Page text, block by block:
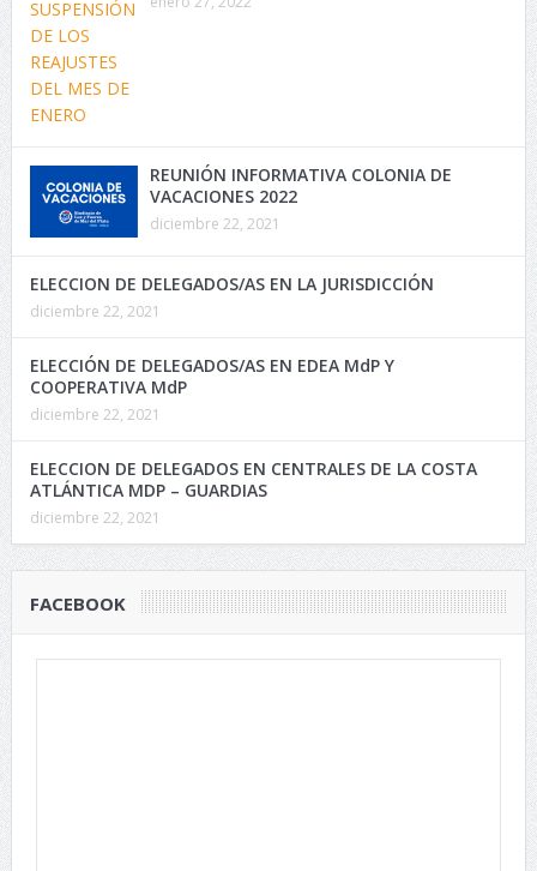
REUNIÓN INFORMATIVA COLONIA DE
VACACIONES 2022
diciembre 22, 2021
ELECCION DE DELEGADOS/AS EN LA JURISDICCIÓN
diciembre 22, 2021
ELECCIÓN DE DELEGADOS/AS EN EDEA MdP Y
COOPERATIVA MdP
diciembre 22, 2021
ELECCION DE DELEGADOS EN CENTRALES DE LA COSTA
ATLÁNTICA MDP – GUARDIAS
diciembre 22, 2021
FACEBOOK